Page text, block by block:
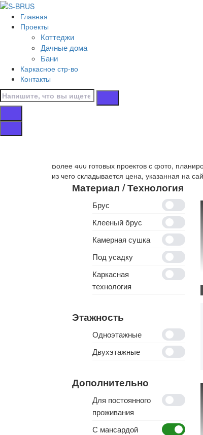
Перейти к контенту
Главная
Проекты
Коттеджи
Дачные дома
Бани
Каркасное стр-во
Контакты
Коттеджи
/
С мансардой
/
Более 400 готовых проектов с фото,
из чего складывается цена, указанная на
Материал / Технология
Брус
Клееный брус
Камерная сушка
Под усадку
Каркасная
технология
Этажность
Одноэтажные
Двухэтажные
Дополнительно
Для постоянного
проживания
С мансардой